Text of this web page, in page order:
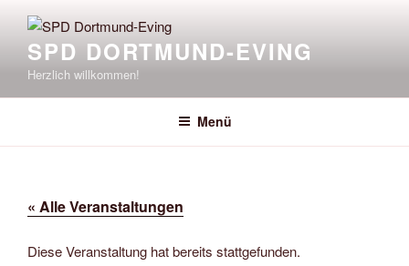
Inhalt
springenSPD DORTMUND-EVING
Herzlich willkommen!
Menü
« Alle Veranstaltungen
Diese Veranstaltung hat bereits stattgefunden.